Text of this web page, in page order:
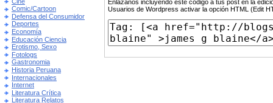
Comic/Cartoon
Defensa del Consumidor
Deportes
Economía
Educación Ciencia
Erotismo, Sexo
Fotologs
Gastronomia
Historia Peruana
Internacionales
Internet
Literatura Crítica
Literatura Relatos
Enlázanos incluyendo este código a tus post en la
Usuarios de Wordpress activar la opción HTML (Edit